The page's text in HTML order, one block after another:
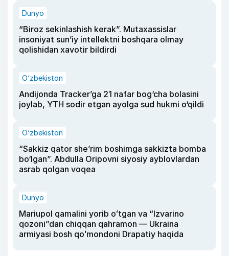
Dunyo
“Biroz sekinlashish kerak”. Mutaxassislar
insoniyat sun’iy intellektni boshqara olmay
qolishidan xavotir bildirdi
O‘zbekiston
Andijonda Tracker’ga 21 nafar bog‘cha bolasini
joylab, YTH sodir etgan ayolga sud hukmi o‘qildi
O‘zbekiston
“Sakkiz qator she’rim boshimga sakkizta bomba
bo‘lgan”. Abdulla Oripovni siyosiy ayblovlardan
asrab qolgan voqea
Dunyo
Mariupol qamalini yorib oʻtgan va “Izvarino
qozoni”dan chiqqan qahramon — Ukraina
armiyasi bosh qoʻmondoni Drapatiy haqida